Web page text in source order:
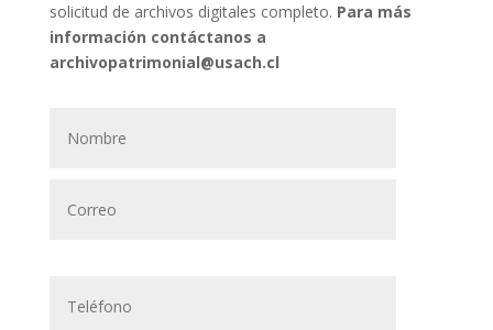
solicitud de archivos digitales completo. Para más
información contáctanos a
archivopatrimonial@usach.cl